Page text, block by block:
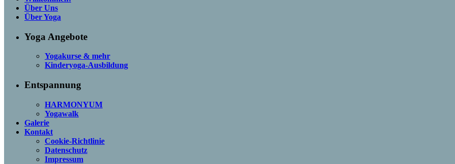
Über Uns
Über Yoga
Yoga Angebote
Yogakurse & mehr
Kinderyoga-Ausbildung
Entspannung
HARMONYUM
Yogawalk
Galerie
Kontakt
Cookie-Richtlinie
Datenschutz
Impressum